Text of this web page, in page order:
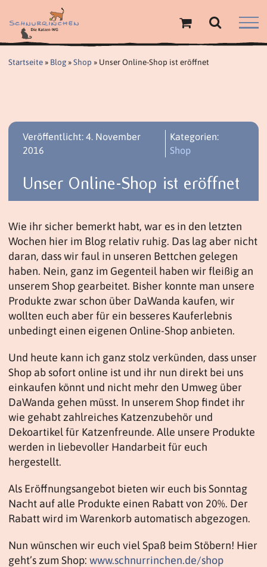
Inhalt
springen
Startseite» Blog»Shop » Unser Online-Shop ist eröffnet
Veröffentlicht: 4. November
2016
Kategorien:
Shop
Unser Online-Shop ist eröffnet
Wie ihr sicher bemerkt habt, war es in den letzten
Wochen hier im Blog relativ ruhig. Das lag aber nicht
daran, dass wir faul in unseren Bettchen gelegen
haben. Nein, ganz im Gegenteil haben wir fleißig an
unserem Shop gearbeitet. Bisher konnte man unsere
Produkte zwar schon über DaWanda kaufen, wir
wollten euch aber für ein besseres Kauferlebnis
unbedingt einen eigenen Online-Shop anbieten.
Und heute kann ich ganz stolz verkünden, dass unser
Shop ab sofort online ist und ihr nun direkt bei uns
einkaufen könnt und nicht mehr den Umweg über
DaWanda gehen müsst. In unserem Shop findet ihr
wie gehabt zahlreiches Katzenzubehör und
Dekoartikel für Katzenfreunde. Alle unsere Produkte
werden in liebevoller Handarbeit für euch
hergestellt.
Als Eröffnungsangebot bieten wir euch bis Sonntag
Nacht auf alle Produkte einen Rabatt von 20%. Der
Rabatt wird im Warenkorb automatisch abgezogen.
Nun wünschen wir euch viel Spaß beim Stöbern! Hier
geht’s zum Shop: www.schnurrinchen.de/shop